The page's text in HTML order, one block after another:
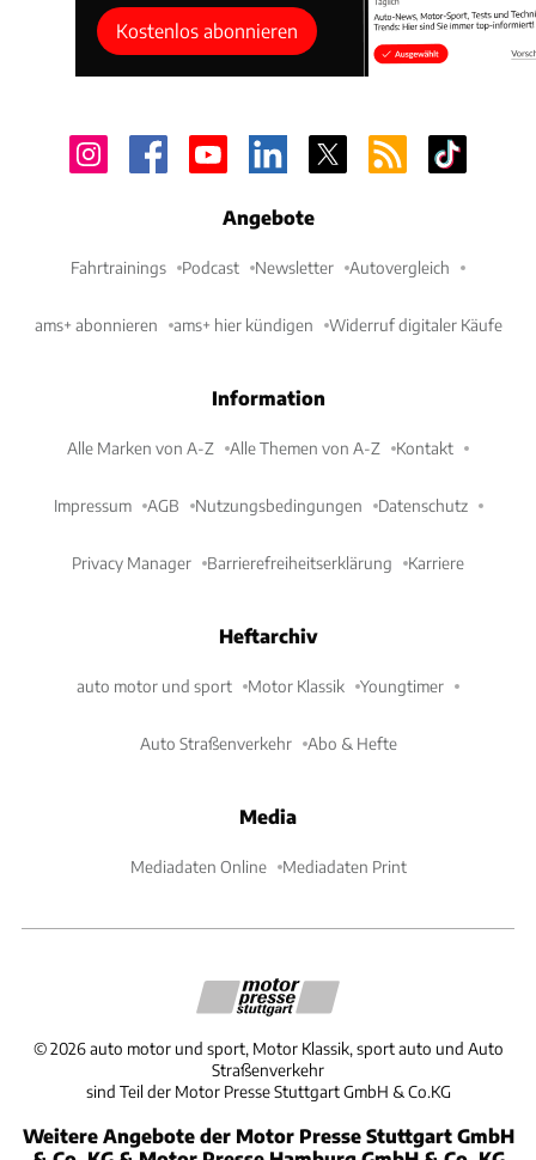
Kostenlos abonnieren
Angebote
Fahrtrainings Podcast Newsletter Autovergleich
ams+ abonnieren ams+ hier kündigen Widerruf digitaler Käufe
Information
Alle Marken von A-Z Alle Themen von A-Z Kontakt
Impressum AGB Nutzungsbedingungen Datenschutz
Privacy Manager Barrierefreiheitserklärung Karriere
Heftarchiv
auto motor und sport Motor Klassik Youngtimer
Auto Straßenverkehr Abo & Hefte
Media
Mediadaten Online Mediadaten Print
©2026 auto motor und sport, Motor Klassik, sport auto und Auto
Straßenverkehr
sind Teil der Motor Presse Stuttgart GmbH & Co.KG
Weitere Angebote der Motor Presse Stuttgart GmbH